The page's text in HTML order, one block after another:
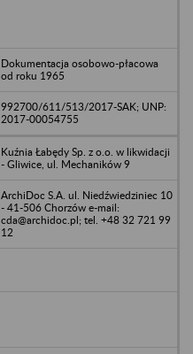
Dokumentacja osobowo-płacowa
od roku 1965
992700/611/513/2017-SAK; UNP:
2017-00054755
Kuźnia Łabędy Sp. z o.o. w likwidacji
- Gliwice, ul. Mechaników 9
ArchiDoc S.A. ul. Niedźwiedziniec 10
- 41-506 Chorzów e-mail:
cda@archidoc.pl; tel. +48 32 721 99
12